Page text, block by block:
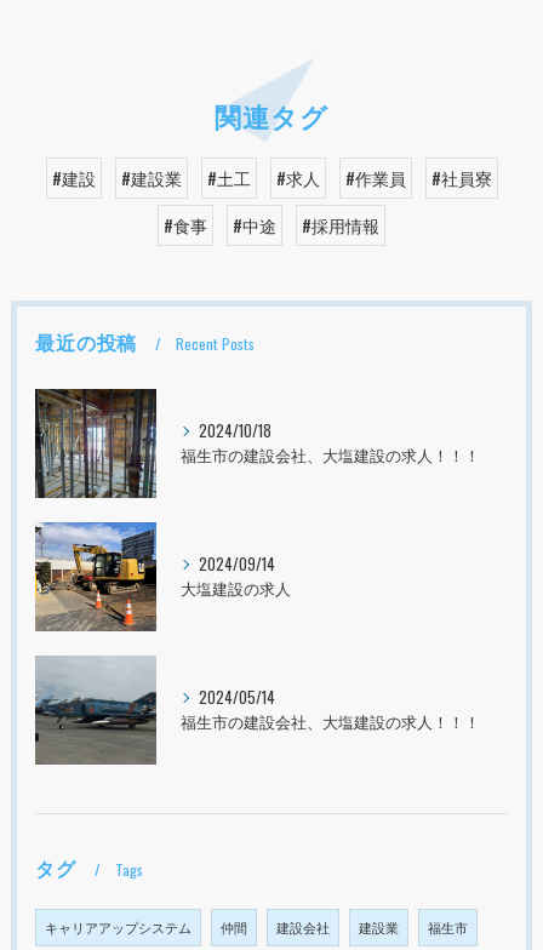
関連タグ
#建設 #建設業 #土工 #求人 #作業員
#社員寮
#食事
#中途 #採用情報
最近の投稿 Recent Posts
2024/10/18
福生市の建設会社、大塩建設の求人！！！
2024/09/14
大塩建設の求人
2024/05/14
福生市の建設会社、大塩建設の求人！！！
タグ Tags
キャリアアップシステム 仲間 建設会社 建設業 福生市